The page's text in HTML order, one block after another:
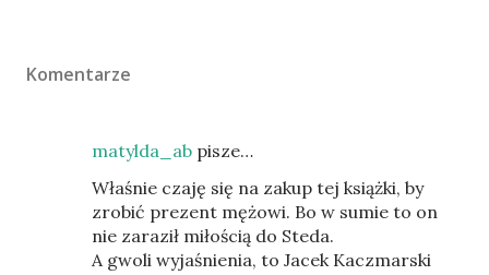
Komentarze
matylda_ab pisze…
Właśnie czaję się na zakup tej książki, by
zrobić prezent mężowi. Bo w sumie to on
nie zaraził miłością do Steda.
A gwoli wyjaśnienia, to Jacek Kaczmarski